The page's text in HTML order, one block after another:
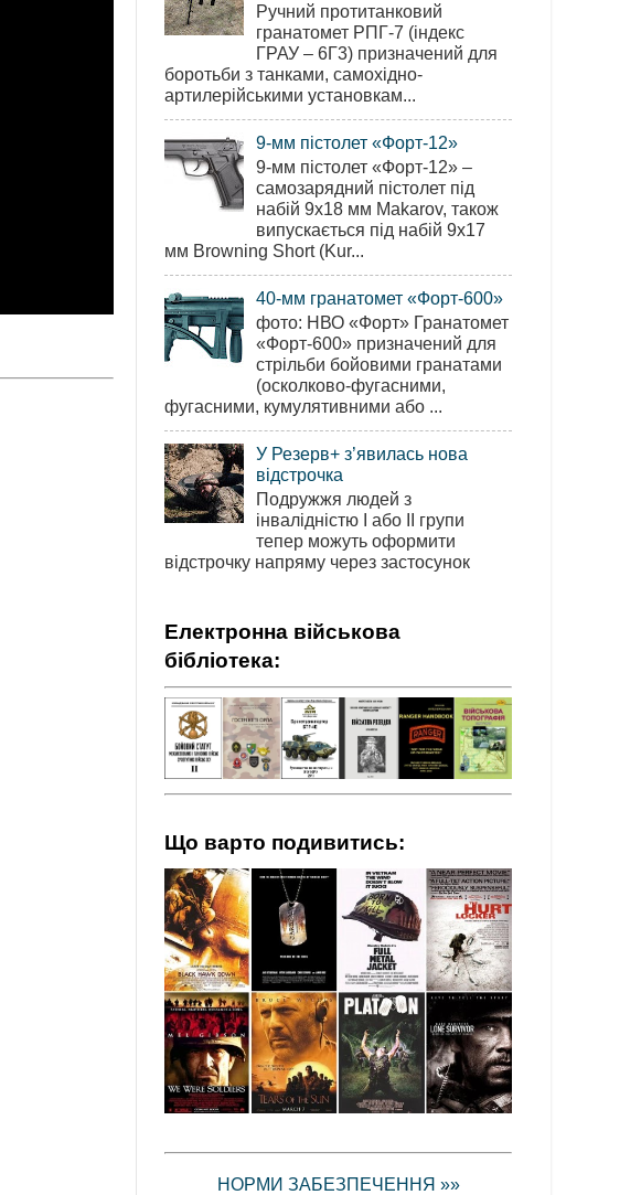
Ручний протитанковий
гранатомет РПГ-7 (індекс
ГРАУ – 6Г3) призначений для
боротьби з танками, самохідно-
артилерійськими установкам...
9-мм пістолет «Форт-12»
9-мм пістолет «Форт-12» –
самозарядний пістолет під
набій 9х18 мм Makarov, також
випускається під набій 9х17
мм Browning Short (Kur...
40-мм гранатомет «Форт-600»
фото: НВО «Форт» Гранатомет
«Форт-600» призначений для
стрільби бойовими гранатами
(осколково-фугасними,
фугасними, кумулятивними або ...
У Резерв+ з’явилась нова
відстрочка
Подружжя людей з
інвалідністю І або ІІ групи
тепер можуть оформити
відстрочку напряму через застосунок
Електронна військова
бібліотека:
Що варто подивитись:
НОРМИ ЗАБЕЗПЕЧЕННЯ »»